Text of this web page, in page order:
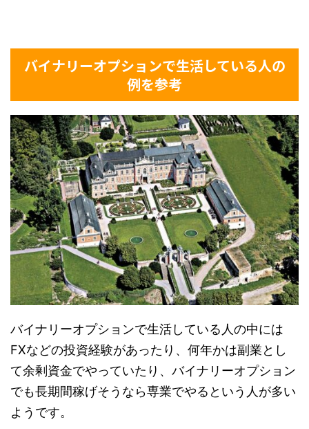
バイナリーオプションで生活している人の
例を参考
バイナリーオプションで生活している人の中には
FXなどの投資経験があったり、何年かは副業とし
て余剰資金でやっていたり、バイナリーオプション
でも長期間稼げそうなら専業でやるという人が多い
ようです。